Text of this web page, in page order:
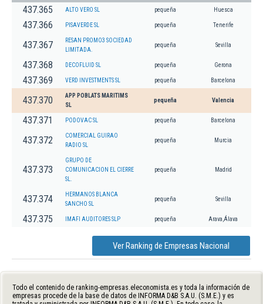
437.365 ALTO VERO SL pequeña Huesca
437.366 PISAVERDE SL pequeña Tenerife
437.367
RESAN PROMO3 SOCIEDAD
LIMITADA.
pequeña Sevilla
437.368 DECOFLUID SL pequeña Gerona
437.369 VERD INVESTMENTS SL pequeña Barcelona
437.370
APP POBLATS MARITIMS
SL
pequeña Valencia
437.371 PODOVAC SL pequeña Barcelona
437.372
COMERCIAL GUIRAO
RADIO SL
pequeña Murcia
437.373
GRUPO DE
COMUNICACION EL CIERRE
SL.
pequeña Madrid
437.374
HERMANOS BLANCA
SANCHO SL
pequeña Sevilla
437.375 IMAFI AUDITORES SLP pequeña Arava,Álava
Ver Ranking de Empresas Nacional
Todo el contenido de ranking-empresas.eleconomista.es y toda la información de
empresas procede de la base de datos de INFORMA D&B S.A.U. (S.M.E.) y es